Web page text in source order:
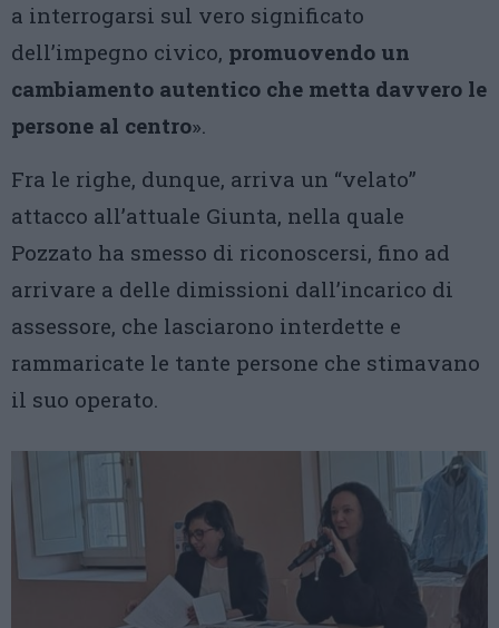
a interrogarsi sul vero significato
dell’impegno civico, promuovendo un
cambiamento autentico che metta davvero le
persone al centro».
Fra le righe, dunque, arriva un “velato”
attacco all’attuale Giunta, nella quale
Pozzato ha smesso di riconoscersi, fino ad
arrivare a delle dimissioni dall’incarico di
assessore, che lasciarono interdette e
rammaricate le tante persone che stimavano
il suo operato.